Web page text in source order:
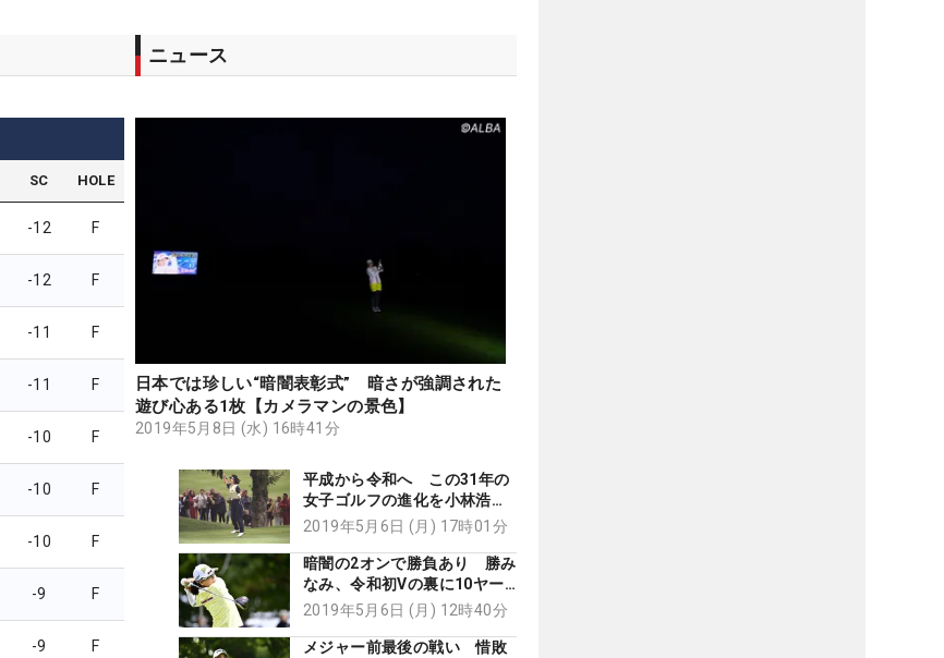
SC HOLE
-12 F
-12 F
-11 F
-11 F
-10 F
-10 F
-10 F
-9 F
-9 F
ニュース
日本では珍しい“暗闇表彰式” 暗さが強調された
遊び心ある1枚【カメラマンの景色】
2019年5月8日 (水) 16時41分
平成から令和へ この31年の
女子ゴルフの進化を小林浩美
はどう見たか【記者の目】
2019年5月6日 (月) 17時01分
暗闇の2オンで勝負あり 勝み
なみ、令和初Vの裏に10ヤー
ド増のドライバー【勝者のギ
2019年5月6日 (月) 12時40分
メジャー前最後の戦い 惜敗